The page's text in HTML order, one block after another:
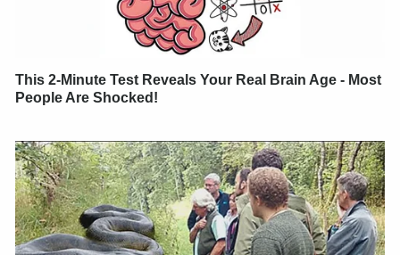
This 2-Minute Test Reveals Your Real Brain Age - Most
People Are Shocked!